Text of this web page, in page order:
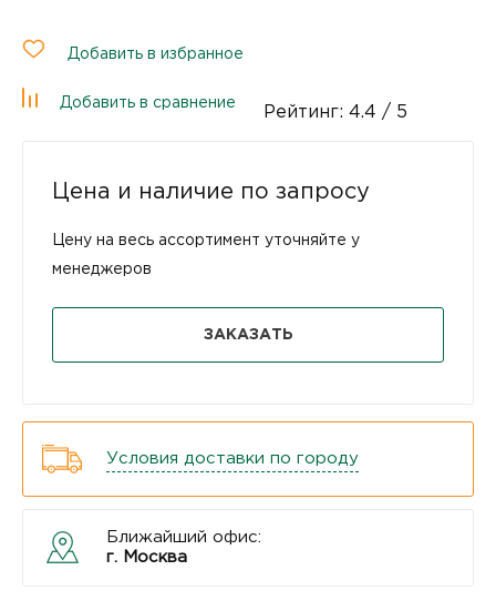
Добавить в избранное
Добавить в сравнение
Рейтинг: 4.4 / 5
Цена и наличие по запросу
Цену на весь ассортимент уточняйте у
менеджеров
ЗАКАЗАТЬ
Условия доставки по городу
Ближайший офис:
г. Москва